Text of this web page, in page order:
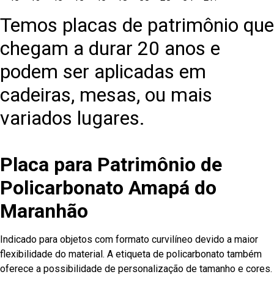
Temos placas de patrimônio que
chegam a durar 20 anos e
podem ser aplicadas em
cadeiras, mesas, ou mais
variados lugares.
Placa para Patrimônio de
Policarbonato Amapá do
Maranhão
Indicado para objetos com formato curvilíneo devido a maior
flexibilidade do material. A etiqueta de policarbonato também
oferece a possibilidade de personalização de tamanho e cores.